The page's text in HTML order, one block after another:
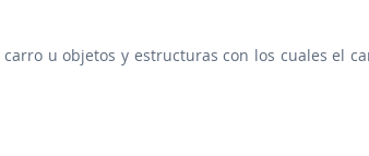
u objetos y estructuras con los cuales el